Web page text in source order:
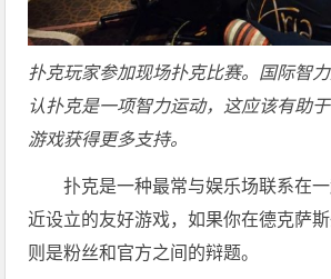
扑克玩家参加现场扑克比赛。国际智
认扑克是一项智力运动，这应该有助
游戏获得更多支持。
扑克是一种最常与娱乐场联系在
近设立的友好游戏，如果你在德克萨斯
则是粉丝和官方之间的辩题。